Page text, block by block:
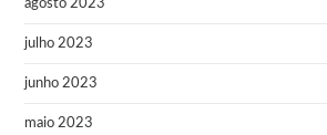
agosto 2023
julho 2023
junho 2023
maio 2023